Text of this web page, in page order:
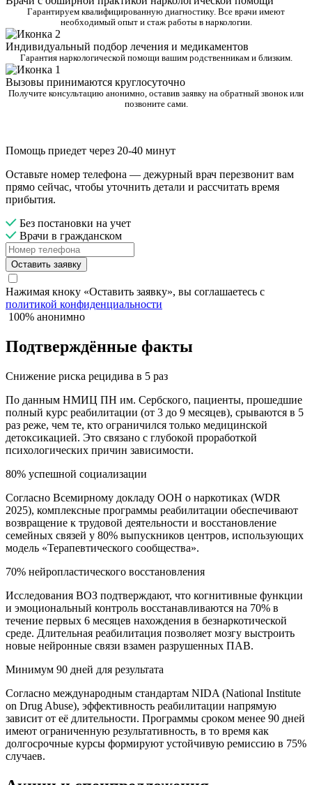
Гарантируем квалифицированную диагностику. Все врачи имеют
необходимый опыт и стаж работы в наркологии.
Индивидуальный подбор лечения и медикаментов
Гарантия наркологической помощи вашим родственникам и близким.
Вызовы принимаются круглосуточно
Получите консультацию анонимно, оставив заявку на обратный звонок или
позвоните сами.
Помощь приедет через 20-40 минут
Оставьте номер телефона — дежурный врач перезвонит вам
прямо сейчас, чтобы уточнить детали и рассчитать время
прибытия.
Без постановки на учет
Врачи в гражданском
Оставить заявку
Нажимая кноку «Оставить заявку», вы соглашаетесь с
политикой конфиденциальности
100% анонимно
Подтверждённые факты
Снижение риска рецидива в 5 раз
По данным НМИЦ ПН им. Сербского, пациенты, прошедшие
полный курс реабилитации (от 3 до 9 месяцев), срываются в 5
раз реже, чем те, кто ограничился только медицинской
детоксикацией. Это связано с глубокой проработкой
психологических причин зависимости.
80% успешной социализации
Согласно Всемирному докладу ООН о наркотиках (WDR
2025), комплексные программы реабилитации обеспечивают
возвращение к трудовой деятельности и восстановление
семейных связей у 80% выпускников центров, использующих
модель «Терапевтического сообщества».
70% нейропластического восстановления
Исследования ВОЗ подтверждают, что когнитивные функции
и эмоциональный контроль восстанавливаются на 70% в
течение первых 6 месяцев нахождения в безнаркотической
среде. Длительная реабилитация позволяет мозгу выстроить
новые нейронные связи взамен разрушенных ПАВ.
Минимум 90 дней для результата
Согласно международным стандартам NIDA (National Institute
on Drug Abuse), эффективность реабилитации напрямую
зависит от её длительности. Программы сроком менее 90 дней
имеют ограниченную результативность, в то время как
долгосрочные курсы формируют устойчивую ремиссию в 75%
случаев.